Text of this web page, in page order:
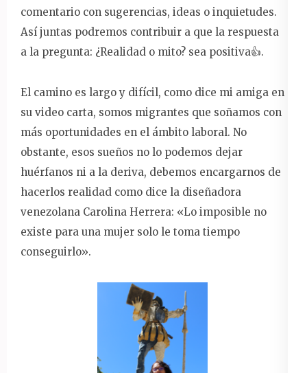
comentario con sugerencias, ideas o inquietudes.
Así juntas podremos contribuir a que la respuesta
a la pregunta: ¿Realidad o mito? sea positiva👍.
El camino es largo y difícil, como dice mi amiga en
su video carta, somos migrantes que soñamos con
más oportunidades en el ámbito laboral. No
obstante, esos sueños no lo podemos dejar
huérfanos ni a la deriva, debemos encargarnos de
hacerlos realidad como dice la diseñadora
venezolana Carolina Herrera: «Lo imposible no
existe para una mujer solo le toma tiempo
conseguirlo».